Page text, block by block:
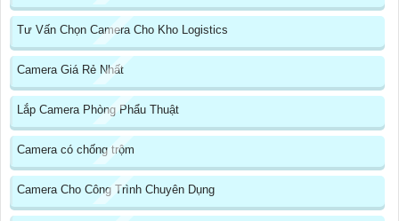
Tư Vấn Chọn Camera Cho Kho Logistics
Camera Giá Rẻ Nhất
Lắp Camera Phòng Phẩu Thuật
Camera có chống trộm
Camera Cho Công Trình Chuyên Dụng